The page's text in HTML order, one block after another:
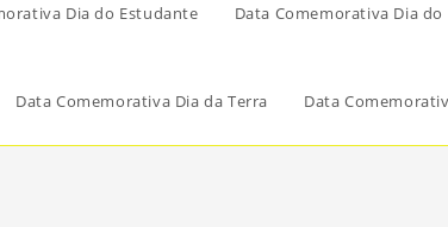
Dia do Estudante Data Comemorativa Dia do
Data Comemorativa Dia da Terra Data